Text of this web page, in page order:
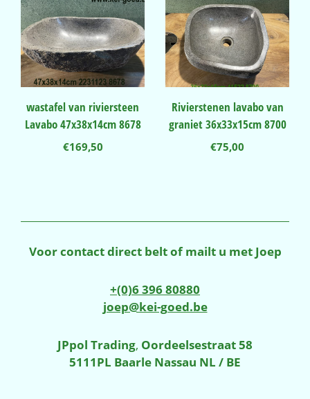
wastafel van riviersteen
Lavabo 47x38x14cm 8678
€169,50
Rivierstenen lavabo van
graniet 36x33x15cm 8700
€75,00
Voor contact direct belt of mailt u met Joep
+(0)6 396 80880
joep@kei-goed.be
JPpol Trading, Oordeelsestraat 58
5111PL Baarle Nassau NL / BE